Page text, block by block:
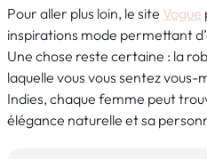
Pour aller plus loin, le site Vogue
inspirations mode permettant
Une chose reste certaine : la
laquelle vous vous sentez
Indies, chaque femme peut
élégance naturelle et sa